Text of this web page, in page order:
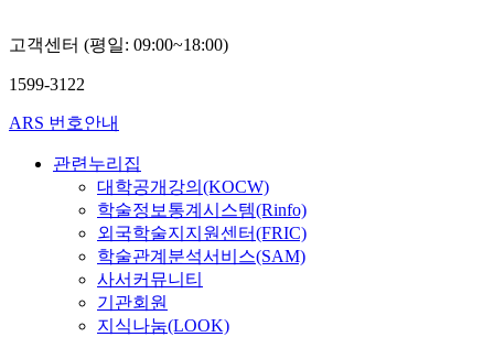
고객센터 (평일: 09:00~18:00)
1599-3122
ARS 번호안내
관련누리집
대학공개강의(KOCW)
학술정보통계시스템(Rinfo)
외국학술지지원센터(FRIC)
학술관계분석서비스(SAM)
사서커뮤니티
기관회원
지식나눔(LOOK)